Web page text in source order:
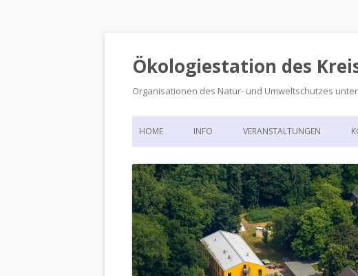
Ökologiestation des
Organisationen des Natur- und Umweltschutzes
HOME INFO
DIE ÖKOLOGIESTATION – FAST
900 JAHRE VORGESCHICHTE
VERANSTALTUNGEN